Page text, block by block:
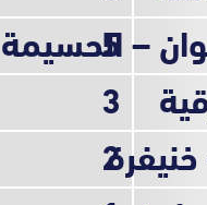
– الحسيمة
5
3
2